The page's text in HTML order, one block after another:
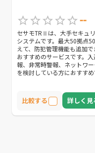
--
セサモTRⅡは、大手セキュ
システムです。最大50拠点
えて、防犯管理機能も追加
おすすめのサービスです。
報、非常時警報、ネットワ
を検討している方におすすめ
比較する 詳しく見